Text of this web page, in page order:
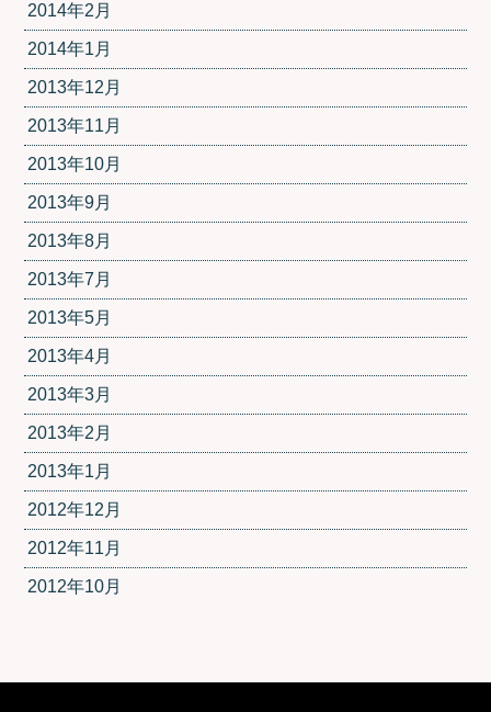
2014年2月
2014年1月
2013年12月
2013年11月
2013年10月
2013年9月
2013年8月
2013年7月
2013年5月
2013年4月
2013年3月
2013年2月
2013年1月
2012年12月
2012年11月
2012年10月